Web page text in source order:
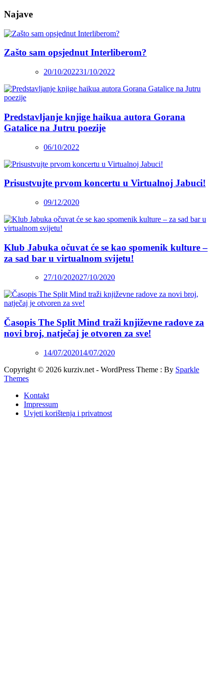
Najave
Zašto sam opsjednut Interliberom?
20/10/202231/10/2022
Predstavljanje knjige haikua autora Gorana
Gatalice na Jutru poezije
06/10/2022
Prisustvujte prvom koncertu u Virtualnoj Jabuci!
09/12/2020
Klub Jabuka očuvat će se kao spomenik kulture –
za sad bar u virtualnom svijetu!
27/10/202027/10/2020
Časopis The Split Mind traži književne radove za
novi broj, natječaj je otvoren za sve!
14/07/202014/07/2020
Copyright © 2026 kurziv.net - WordPress Theme : By Sparkle
Themes
Kontakt
Impressum
Uvjeti korištenja i privatnost